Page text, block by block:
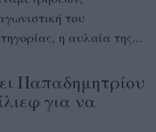
του
η αυλαία της...
Παπαδημητρίου
για να